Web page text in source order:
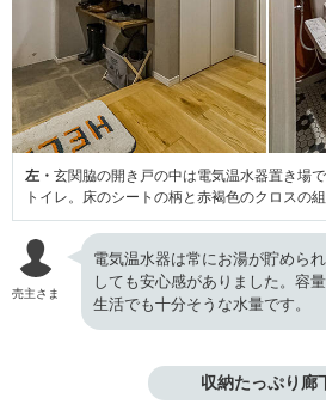
左・ 玄関脇の開き戸の中は電気温水器置き場
トイレ。床のシートの柄と赤褐色のクロスの
売主さま
電気温水器は常にお湯が貯めら
しても安心感がありました。容
生活でも十分そうな水量です。
収納たっぷり廊